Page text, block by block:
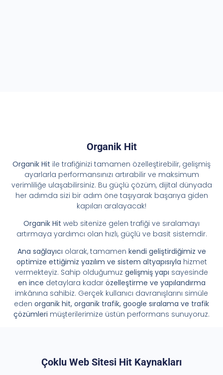
Organik Hit
Organik Hit ile trafiğinizi tamamen özelleştirebilir, gelişmiş
ayarlarla performansınızı artırabilir ve maksimum
verimliliğe ulaşabilirsiniz. Bu güçlü çözüm, dijital dünyada
her adımda sizi bir adım öne taşıyarak başarıya giden
kapıları aralayacak!
Organik Hit web sitenize gelen trafiği ve sıralamayı
artırmaya yardımcı olan hızlı, güçlü ve basit sistemdir.
Ana sağlayıcı olarak, tamamen kendi geliştirdiğimiz ve
optimize ettiğimiz yazılım ve sistem altyapısıyla hizmet
vermekteyiz. Sahip olduğumuz gelişmiş yapı sayesinde
en ince detaylara kadar özelleştirme ve yapılandırma
imkânına sahibiz. Gerçek kullanıcı davranışlarını simüle
eden organik hit, organik trafik, google sıralama ve trafik
çözümleri müşterilerimize üstün performans sunuyoruz.
Çoklu Web Sitesi Hit Kaynakları